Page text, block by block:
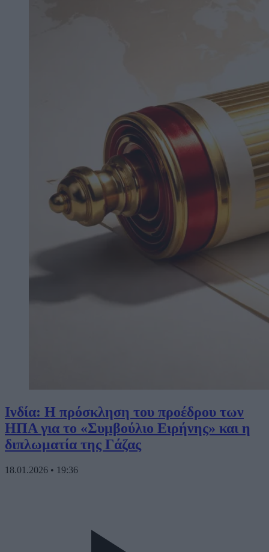
Ινδία: Η πρόσκληση του προέδρου των
ΗΠΑ για το «Συμβούλιο Ειρήνης» και η
διπλωματία της Γάζας
18.01.2026 • 19:36